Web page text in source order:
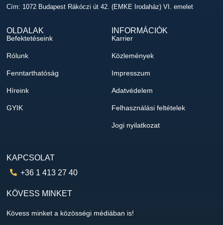
Cím: 1072 Budapest Rákóczi út 42. (EMKE Irodaház) VI. emelet
OLDALAK
Befektetéseink
Rólunk
Fenntarthatóság
Híreink
GYIK
INFORMÁCIÓK
Karrier
Közlemények
Impresszum
Adatvédelem
Felhasználási feltételek
Jogi nyilatkozat
KAPCSOLAT
+36 1 413 27 40
KÖVESS MINKET
Kövess minket a közösségi médiában is!